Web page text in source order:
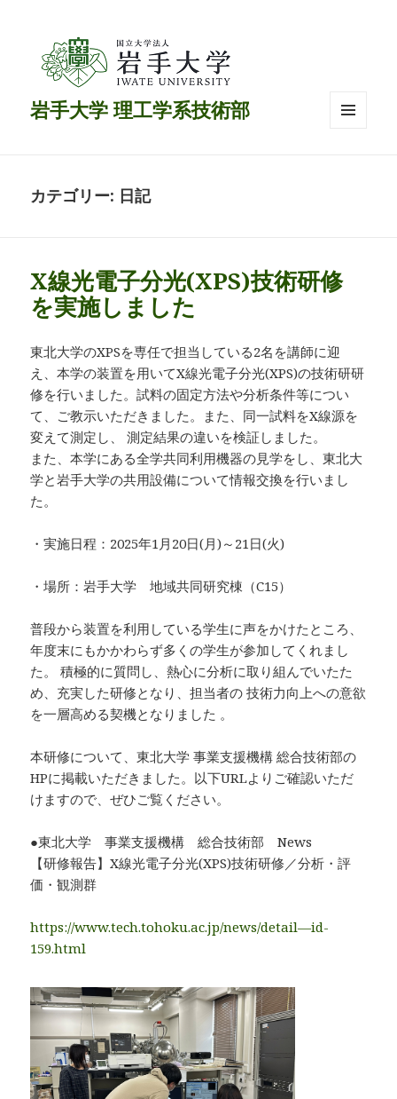
岩手大学 理工学系技術部
カテゴリー: 日記
X線光電子分光(XPS)技術研修
を実施しました
東北大学のXPSを専任で担当している2名を講師に迎
え、本学の装置を用いてX線光電子分光(XPS)の技術研研
修を行いました。試料の固定方法や分析条件等につい
て、ご教示いただきました。また、同一試料をX線源を
変えて測定し、 測定結果の違いを検証しました。
また、本学にある全学共同利用機器の見学をし、東北大
学と岩手大学の共用設備について情報交換を行いまし
た。
・実施日程：2025年1月20日(月)～21日(火)
・場所：岩手大学 地域共同研究棟（C15）
普段から装置を利用している学生に声をかけたところ、
年度末にもかかわらず多くの学生が参加してくれまし
た。 積極的に質問し、熱心に分析に取り組んでいたた
め、充実した研修となり、担当者の 技術力向上への意欲
を一層高める契機となりました 。
本研修について、東北大学 事業支援機構 総合技術部の
HPに掲載いただきました。以下URLよりご確認いただ
けますので、ぜひご覧ください。
●東北大学 事業支援機構 総合技術部 News
【研修報告】X線光電子分光(XPS)技術研修／分析・評
価・観測群
https://www.tech.tohoku.ac.jp/news/detail—id-
159.html